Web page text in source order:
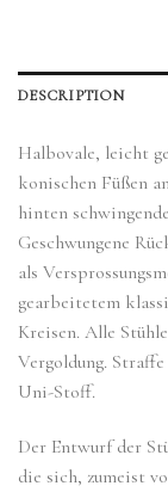
DESCRIPTION
Halbovale, leicht
konischen Füßen
hinten
Geschwungene
als
gearbeitetem
Kreisen. Alle
Vergoldung.
Uni-Stoff.
Der Entwurf der
die sich, zumeist